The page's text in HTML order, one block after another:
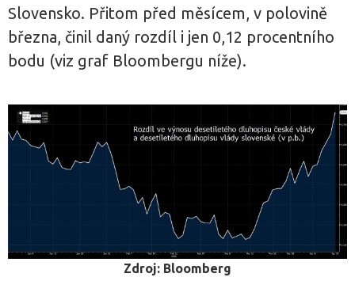
Slovensko. Přitom před měsícem, v polovině
března, činil daný rozdíl i jen 0,12 procentního
bodu (viz graf Bloombergu níže).
Zdroj: Bloomberg